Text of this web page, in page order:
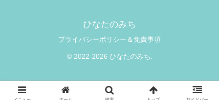
ひなたのみち
プライバシーポリシー＆免責事項
© 2022-2026 ひなたのみち.